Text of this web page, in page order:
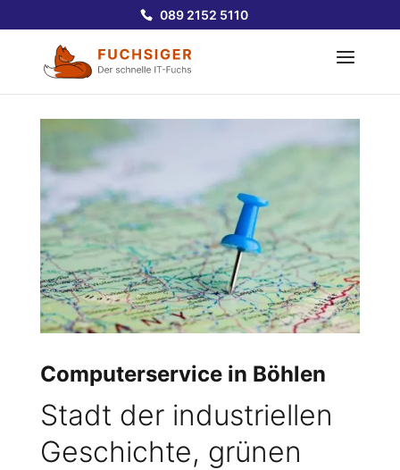
089 2152 5110
Computerservice in Böhlen
Stadt der industriellen
Geschichte, grünen